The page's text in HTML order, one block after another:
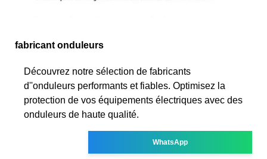
fabricant onduleurs
Découvrez notre sélection de fabricants
d''onduleurs performants et fiables. Optimisez la
protection de vos équipements électriques avec des
onduleurs de haute qualité.
WhatsApp